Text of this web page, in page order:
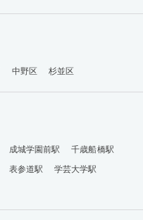
中野区 杉並区
成城学園前駅
千歳船橋駅
表参道駅
学芸大学駅